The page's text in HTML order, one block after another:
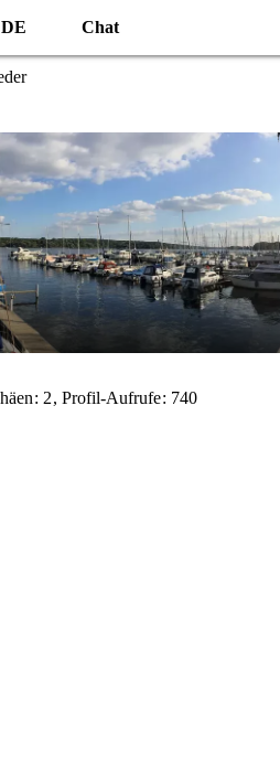
DE Chat
2 Profil-Aufrufe 740